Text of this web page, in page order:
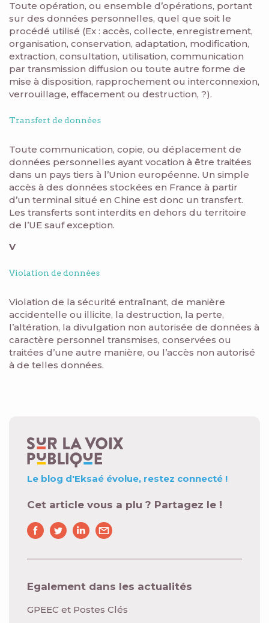
Toute opération, ou ensemble d’opérations, portant
sur des données personnelles, quel que soit le
procédé utilisé (Ex : accès, collecte, enregistrement,
organisation, conservation, adaptation, modification,
extraction, consultation, utilisation, communication
par transmission diffusion ou toute autre forme de
mise à disposition, rapprochement ou interconnexion,
verrouillage, effacement ou destruction, ?).
Transfert de données
Toute communication, copie, ou déplacement de
données personnelles ayant vocation à être traitées
dans un pays tiers à l’Union européenne. Un simple
accès à des données stockées en France à partir
d’un terminal situé en Chine est donc un transfert.
Les transferts sont interdits en dehors du territoire
de l’UE sauf exception.
V
Violation de données
Violation de la sécurité entraînant, de manière
accidentelle ou illicite, la destruction, la perte,
l’altération, la divulgation non autorisée de données à
caractère personnel transmises, conservées ou
traitées d’une autre manière, ou l’accès non autorisé
à de telles données.
Le blog d'Eksaé évolue, restez connecté !
Cet article vous a plu ? Partagez le !
Egalement dans les actualités
GPEEC et Postes Clés